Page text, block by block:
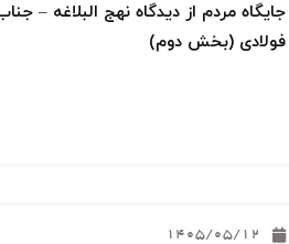
جایگاه مردم از دیدگاه نهج البلاغه –
فولادی (بخش دوم)
1405/05/12